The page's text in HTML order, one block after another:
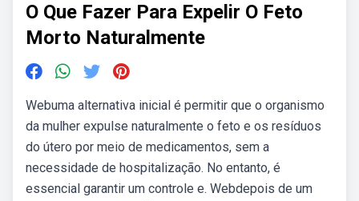
O Que Fazer Para Expelir O Feto
Morto Naturalmente
Webuma alternativa inicial é permitir que o organismo
da mulher expulse naturalmente o feto e os resíduos
do útero por meio de medicamentos, sem a
necessidade de hospitalização. No entanto, é
essencial garantir um controle e. Webdepois de um